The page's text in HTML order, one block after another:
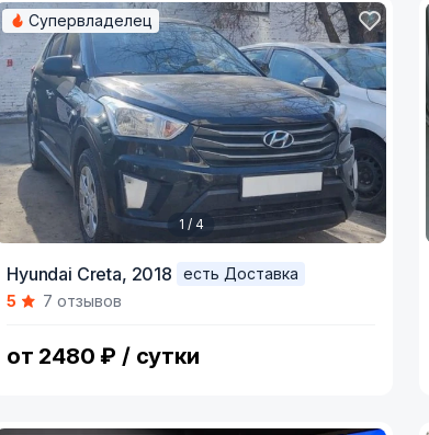
of
Супервладелец
1 / 4
Hyundai Creta, 2018
есть Доставка
5
7 отзывов
от 2480 ₽ / сутки